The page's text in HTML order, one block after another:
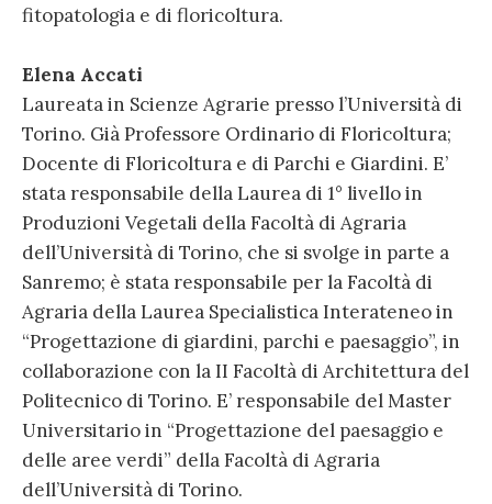
fitopatologia e di floricoltura.
Elena Accati
Laureata in Scienze Agrarie presso l’Università di
Torino. Già Professore Ordinario di Floricoltura;
Docente di Floricoltura e di Parchi e Giardini. E’
stata responsabile della Laurea di 1° livello in
Produzioni Vegetali della Facoltà di Agraria
dell’Università di Torino, che si svolge in parte a
Sanremo; è stata responsabile per la Facoltà di
Agraria della Laurea Specialistica Interateneo in
“Progettazione di giardini, parchi e paesaggio”, in
collaborazione con la II Facoltà di Architettura del
Politecnico di Torino. E’ responsabile del Master
Universitario in “Progettazione del paesaggio e
delle aree verdi” della Facoltà di Agraria
dell’Università di Torino.